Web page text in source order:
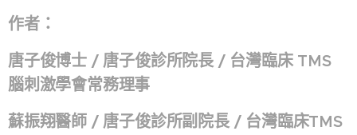
作者：
唐子俊博士 / 唐子俊診所院長 / 台灣臨床 TMS
腦刺激學會常務理事
蘇振翔醫師 / 唐子俊診所副院長 / 台灣臨床TMS